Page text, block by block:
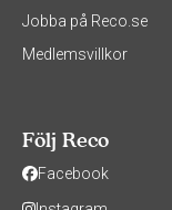
Jobba på Reco.se
Medlemsvillkor
Följ Reco
Facebook